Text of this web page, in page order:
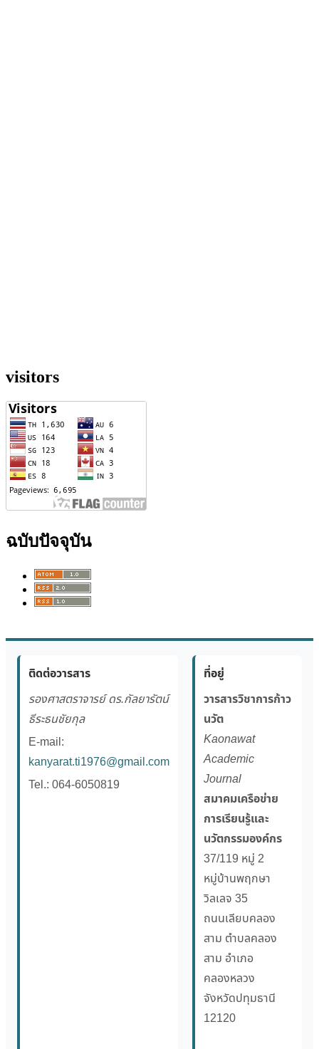
visitors
ฉบับปัจจุบัน
ติดต่อวารสาร
รองศาสตราจารย์ ดร.กัลยารัตน์
ธีระธนชัยกุล
E-mail:
kanyarat.ti1976@gmail.com
Tel.: 064-6050819
ที่อยู่
วารสารวิชาการก้าว
นวัต
Kaonawat
Academic
Journal
สมาคมเครือข่าย
การเรียนรู้และ
นวัตกรรมองค์กร
37/119 หมู่ 2
หมู่บ้านพฤกษา
วิลเลจ 35
ถนนเลียบคลอง
สาม ตำบลคลอง
สาม อำเภอ
คลองหลวง
จังหวัดปทุมธานี
12120